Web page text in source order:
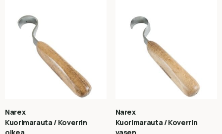
Narex
Kuorimarauta / Koverrin
Narex
Kuorimarauta / Koverrin